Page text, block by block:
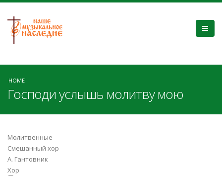
HOME
Господи услышь молитву мою
Молитвенные
Смешанный хор
А. Гантовник
Хор